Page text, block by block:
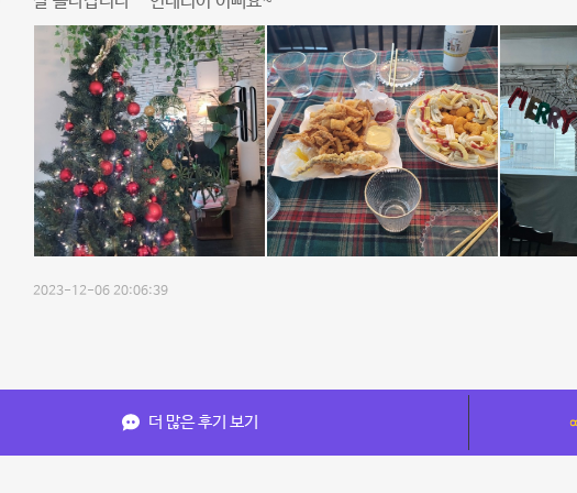
2023-12-06 20:06:39
더 많은 후기 보기